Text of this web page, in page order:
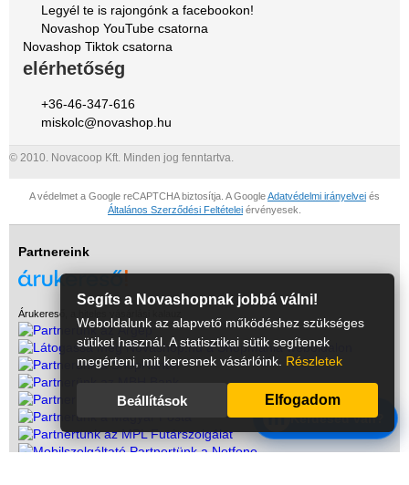
m Kérdésed van?
Legyél te is rajongónk a facebookon!
Novashop YouTube csatorna
Novashop Tiktok csatorna
elérhetőség
+36-46-347-616
miskolc@novashop.hu
© 2010. Novacoop Kft. Minden jog fenntartva.
A védelmet a Google reCAPTCHA biztosítja. A GoogleAdatvédelmi irányelvei és
Általános Szerződési Feltételei érvényesek.
Partnereink
Árukereső, a hiteles vásárlási kalauz
Segíts a Novashopnak jobbá válni!
Weboldalunk az alapvető működéshez szükséges
sütiket használ. A statisztikai sütik segítenek
megérteni, mit keresnek vásárlóink. Részletek
Beállítások Elfogadom